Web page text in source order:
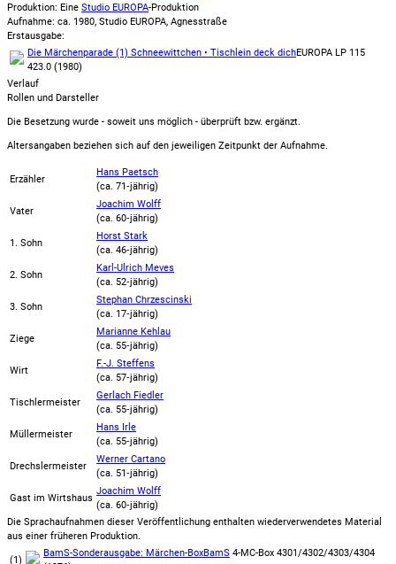
Produktion: Eine Studio EUROPA-Produktion
Aufnahme: ca. 1980, Studio EUROPA, Agnesstraße
Erstausgabe:
Die Märchenparade (1) Schneewittchen • Tischlein deck dichEUROPA LP 115
423.0 (1980)
Verlauf
Rollen und Darsteller
Die Besetzung wurde - soweit uns möglich - überprüft bzw. ergänzt.
Altersangaben beziehen sich auf den jeweiligen Zeitpunkt der Aufnahme.
Erzähler
Hans Paetsch
(ca. 71‑jährig)
Vater
Joachim Wolff
(ca. 60‑jährig)
1. Sohn
Horst Stark
(ca. 46‑jährig)
2. Sohn
Karl-Ulrich Meves
(ca. 52‑jährig)
3. Sohn
Stephan Chrzescinski
(ca. 17‑jährig)
Ziege
Marianne Kehlau
(ca. 55‑jährig)
Wirt
F.-J. Steffens
(ca. 57‑jährig)
Tischlermeister
Gerlach Fiedler
(ca. 55‑jährig)
Müllermeister
Hans Irle
(ca. 55‑jährig)
Drechslermeister
Werner Cartano
(ca. 51‑jährig)
Gast im Wirtshaus
Joachim Wolff
(ca. 60‑jährig)
Die Sprachaufnahmen dieser Veröffentlichung enthalten wiederverwendetes Material
aus einer früheren Produktion.
(1)
BamS-Sonderausgabe: Märchen-BoxBamS 4-MC-Box 4301/4302/4303/4304